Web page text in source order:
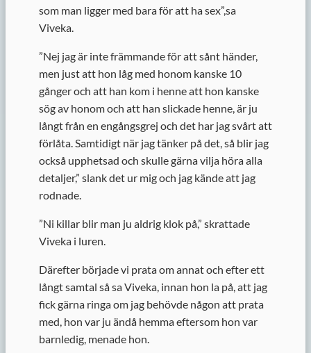
som man ligger med bara för att ha sex”,sa
Viveka.
”Nej jag är inte främmande för att sånt händer,
men just att hon låg med honom kanske 10
gånger och att han kom i henne att hon kanske
sög av honom och att han slickade henne, är ju
långt från en engångsgrej och det har jag svårt att
förlåta. Samtidigt när jag tänker på det, så blir jag
också upphetsad och skulle gärna vilja höra alla
detaljer,” slank det ur mig och jag kände att jag
rodnade.
”Ni killar blir man ju aldrig klok på,” skrattade
Viveka i luren.
Därefter började vi prata om annat och efter ett
långt samtal så sa Viveka, innan hon la på, att jag
fick gärna ringa om jag behövde någon att prata
med, hon var ju ändå hemma eftersom hon var
barnledig, menade hon.